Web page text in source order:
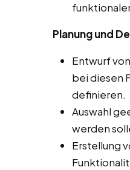
Planung und
Entwurf
bei diesen
definieren.
Auswahl
werden
Erstellung